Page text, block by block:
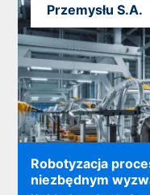
Robotyzacja
niezbędnym
Przemysłu S.A.